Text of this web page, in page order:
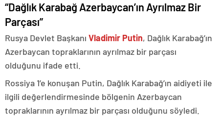
“Dağlık Karabağ Azerbaycan’ın Ayrılmaz Bir
Parçası”
Rusya Devlet Başkanı Vladimir Putin, Dağlık Karabağ’ın
Azerbaycan topraklarının ayrılmaz bir parçası
olduğunu ifade etti.
Rossiya 1’e konuşan Putin, Dağlık Karabağ’ın aidiyeti ile
ilgili değerlendirmesinde bölgenin Azerbaycan
topraklarının ayrılmaz bir parçası olduğunu söyledi.